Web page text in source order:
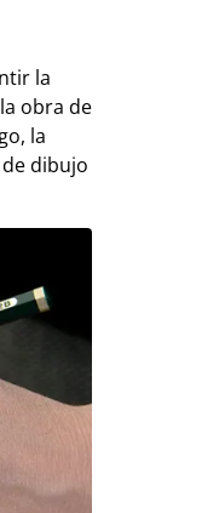
la
obra de
la
dibujo